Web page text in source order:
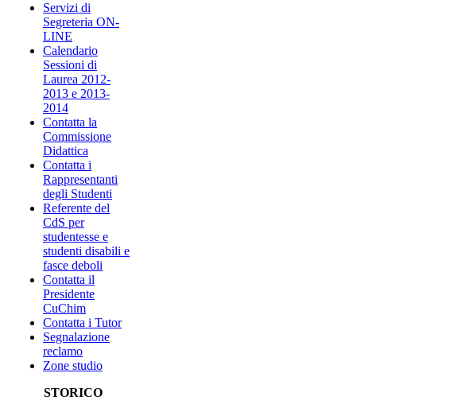
Servizi di
Segreteria ON-
LINE
Calendario
Sessioni di
Laurea 2012-
2013 e 2013-
2014
Contatta la
Commissione
Didattica
Contatta i
Rappresentanti
degli Studenti
Referente del
CdS per
studentesse e
studenti disabili e
fasce deboli
Contatta il
Presidente
CuChim
Contatta i Tutor
Segnalazione
reclamo
Zone studio
STORICO